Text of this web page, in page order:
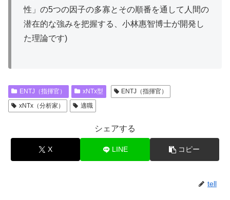
性」の5つの因子の多寡とその順番を通して人間の
潜在的な強みを把握する、小林惠智博士が開発し
た理論です)
ENTJ（指揮官） xNTx型
ENTJ（指揮官）
xNTx（分析家）
適職
シェアする
X LINE コピー
tell